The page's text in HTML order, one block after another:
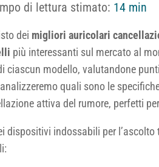
di lettura stimato: 14 min
dei migliori auricolari
più interessanti sul mercato al
ciascun modello, valutandone
quali sono le
attiva del rumore, perfetti
dispositivi indossabili per